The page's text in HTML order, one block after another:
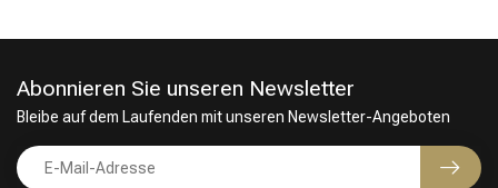
Abonnieren Sie unseren Newsletter
Bleibe auf dem Laufenden mit unseren Newsletter-Angeboten